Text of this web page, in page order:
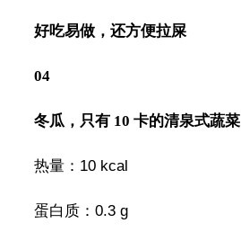
好吃易做，还方便拉屎
04
冬瓜，只有 10 卡的清泉式蔬菜
热量：10 kcal
蛋白质：0.3 g